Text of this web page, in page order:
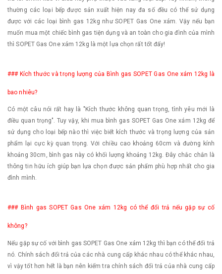
thường các loại bếp được sản xuất hiện nay đa số đều có thể sử dụng
được với các loại bình gas 12kg như SOPET Gas One xám. Vậy nếu bạn
muốn mua một chiếc bình gas tiện dụng và an toàn cho gia đình của mình
thì SOPET Gas One xám 12kg là một lựa chọn rất tốt đấy!
### Kích thước và trọng lượng của Bình gas SOPET Gas One xám 12kg là
bao nhiêu?
Có một câu nói rất hay là "Kích thước không quan trọng, tình yêu mới là
điều quan trọng". Tuy vậy, khi mua bình gas SOPET Gas One xám 12kg để
sử dụng cho loại bếp nào thì việc biết kích thước và trọng lượng của sản
phẩm lại cực kỳ quan trọng. Với chiều cao khoảng 60cm và đường kính
khoảng 30cm, bình gas này có khối lượng khoảng 12kg. Đây chắc chắn là
thông tin hữu ích giúp bạn lựa chọn được sản phẩm phù hợp nhất cho gia
đình mình.
### Bình gas SOPET Gas One xám 12kg có thể đổi trả nếu gặp sự cố
không?
Nếu gặp sự cố với bình gas SOPET Gas One xám 12kg thì bạn có thể đổi trả
nó. Chính sách đổi trả của các nhà cung cấp khác nhau có thể khác nhau,
vì vậy tốt hơn hết là bạn nên kiểm tra chính sách đổi trả của nhà cung cấp